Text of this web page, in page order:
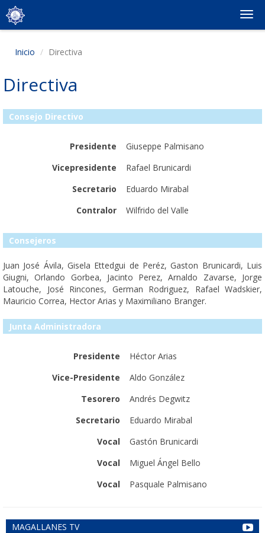
Inicio Directiva
Directiva
Consejo Directivo
Presidente
Giuseppe Palmisano
Vicepresidente
Rafael Brunicardi
Secretario
Eduardo Mirabal
Contralor
Wilfrido del Valle
Consejeros
Juan José Ávila, Gisela Ettedgui de Peréz, Gaston Brunicardi, Luis
Giugni, Orlando Gorbea, Jacinto Perez, Arnaldo Zavarse, Jorge
Latouche, José Rincones, German Rodriguez, Rafael Wadskier,
Mauricio Correa, Hector Arias y Maximiliano Branger.
Junta Administradora
Presidente
Héctor Arias
Vice-Presidente
Aldo González
Tesorero
Andrés Degwitz
Secretario
Eduardo Mirabal
Vocal
Gastón Brunicardi
Vocal
Miguel Ángel Bello
Vocal
Pasquale Palmisano
MAGALLANES TV